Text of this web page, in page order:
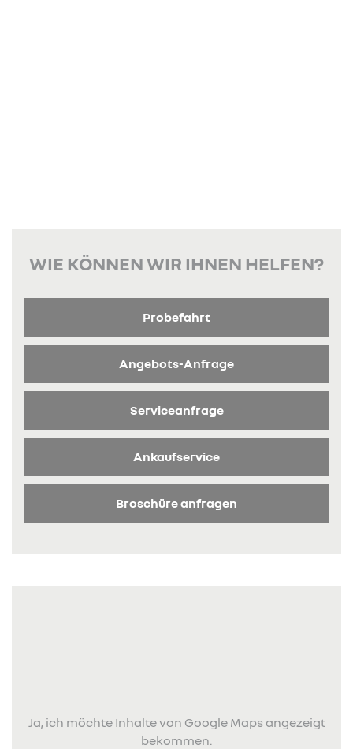
WIE KÖNNEN WIR IHNEN HELFEN?
Probefahrt
Angebots-Anfrage
Serviceanfrage
Ankaufservice
Broschüre anfragen
Ja, ich möchte Inhalte von Google Maps angezeigt
bekommen.